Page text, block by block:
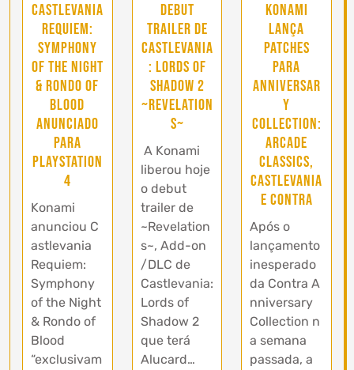
Castlevania
Requiem:
Symphony
of the Night
& Rondo of
Blood
anunciado
para
PlayStation
4
Konami
anunciou C
astlevania
Requiem:
Symphony
of the Night
& Rondo of
Blood
“exclusivam
Debut
Trailer de
Castlevania
: Lords of
Shadow 2
~Revelation
s~
A Konami
liberou hoje
o debut
trailer de
~Revelation
s~, Add-on
/DLC de
Castlevania:
Lords of
Shadow 2
que terá
Alucard…
Konami
lança
patches
para
Anniversar
y
Collection:
Arcade
Classics,
Castlevania
e Contra
Após o
lançamento
inesperado
da Contra A
nniversary
Collection n
a semana
passada, a